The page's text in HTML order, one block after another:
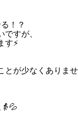
！？
すが、
す⚡
とが少なくありませ